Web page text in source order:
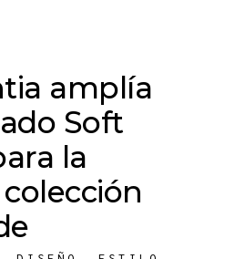
amplía
Soft
la